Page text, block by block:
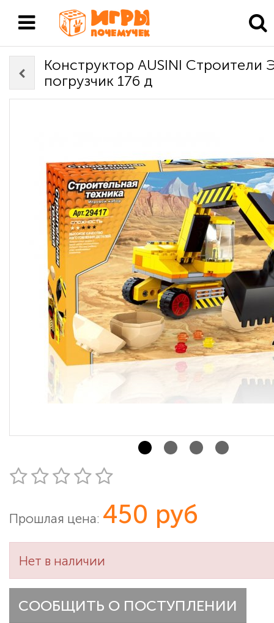
Конструктор AUSINI Строители
погрузчик 176 д
Прошлая цена: 450 руб
Нет в наличии
СООБЩИТЬ О ПОСТУПЛЕНИИ